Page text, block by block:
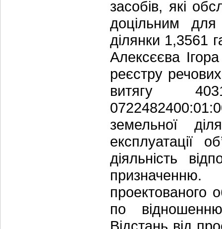
засобів, які
доцільним для
ділянки 1,3561
Алексєєва
реєстру
витягу
земельної
експлуатації
діяльність
проектованого
по